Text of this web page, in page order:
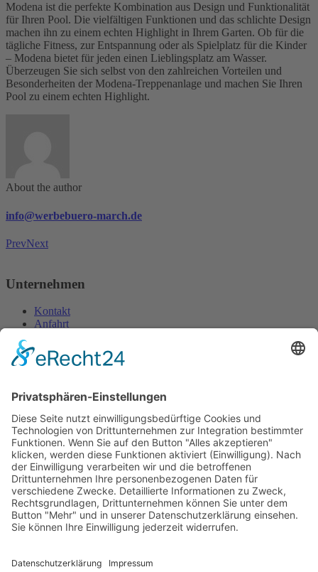
Modena ist die perfekte Kombination aus Design und Funktionalität
für Ihren Pool. Die vielfältigen Funktionen und das schlichte Design
machen ihn zu einem echten Highlight in Ihrem Garten. Ob für die
tägliche Fitness, zur Entspannung oder als Spielplatz für die Kinder
– Modena bietet für jeden einen Lieblingsplatz am Wasser.
Überzeugen Sie sich selbst von den zahlreichen Vorteilen und
Besonderheiten der Modena-Treppenanlage und machen Sie Ihren
Pool zu einem echten Highlight.
About the author
info@werbebuero-march.de
PrevNext
Unternehmen
Kontakt
Anfahrt
Datenschutzerklärung
Montag:
09 bis 12 Uhr, 13 bis 16:30 Uhr
Dienstag bis Freitag:
09 bis 12 Uhr, 13 bis 17 Uhr
Samstag: 09 bis 12 Uhr
Für telefonische Anfragen sowie persönliche Terminvereinbarungen
(auch außerhalb der regulären Geschäftszeiten) erreichen Sie uns
unter 0171/17 17 969.